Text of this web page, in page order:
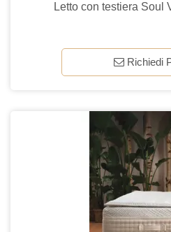
Letto con testiera Soul
Richiedi